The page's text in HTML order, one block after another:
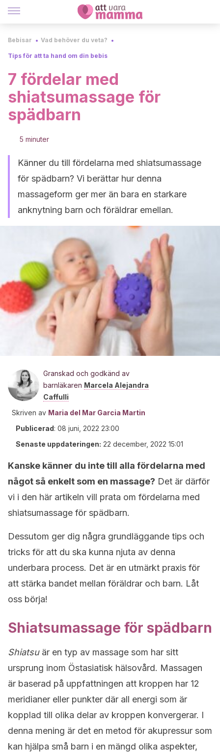
Bebisar Vad behöver du veta?
Tips för att ta hand om din bebis
7 fördelar med
shiatsumassage för
spädbarn
5 minuter
Känner du till fördelarna med shiatsumassage
för spädbarn? Vi berättar hur denna
massageform ger mer än bara en starkare
anknytning barn och föräldrar emellan.
Granskad och godkänd av
barnläkaren Marcela Alejandra
Caffulli
Skriven av Maria del Mar Garcia Martin
Publicerad: 08 juni, 2022 23:00
Senaste uppdateringen: 22 december, 2022 15:01
Kanske känner du inte till alla fördelarna med
något så enkelt som en massage? Det är därför
vi i den här artikeln vill prata om fördelarna med
shiatsumassage för spädbarn.
Dessutom ger dig några grundläggande tips och
tricks för att du ska kunna njuta av denna
underbara process. Det är en utmärkt praxis för
att stärka bandet mellan föräldrar och barn. Låt
oss börja!
Shiatsumassage för spädbarn
Shiatsuär en typ av massage som har sitt
ursprung inom Östasiatisk hälsovård. Massagen
är baserad på uppfattningen att kroppen har 12
meridianer eller punkter där all energi som är
kopplad till olika delar av kroppen konvergerar. I
denna mening är det en metod för akupressur som
kan hjälpa små barn i en mängd olika aspekter,